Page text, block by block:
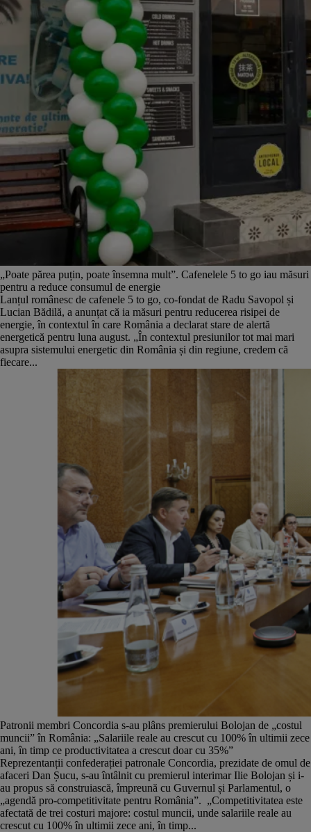
„Poate părea puțin, poate însemna mult”. Cafenelele 5 to go iau măsuri
pentru a reduce consumul de energie
Lanțul românesc de cafenele 5 to go, co-fondat de Radu Savopol și
Lucian Bădilă, a anunțat că ia măsuri pentru reducerea risipei de
energie, în contextul în care România a declarat stare de alertă
energetică pentru luna august. „În contextul presiunilor tot mai mari
asupra sistemului energetic din România și din regiune, credem că
fiecare...
Patronii membri Concordia s-au plâns premierului Bolojan de „costul
muncii” în România: „Salariile reale au crescut cu 100% în ultimii zece
ani, în timp ce productivitatea a crescut doar cu 35%”
Reprezentanții confederației patronale Concordia, prezidate de omul de
afaceri Dan Șucu, s-au întâlnit cu premierul interimar Ilie Bolojan și i-
au propus să construiască, împreună cu Guvernul și Parlamentul, o
„agendă pro-competitivitate pentru România”. „Competitivitatea este
afectată de trei costuri majore: costul muncii, unde salariile reale au
crescut cu 100% în ultimii zece ani, în timp...